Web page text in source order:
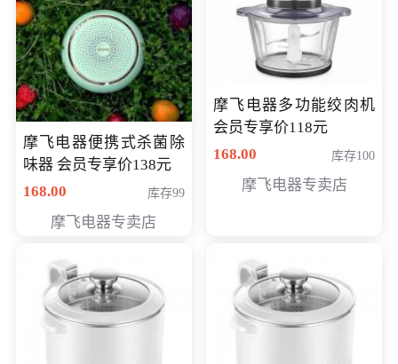
摩飞电器便携式杀菌除
味器 会员专享价138元
168.00
库存99
摩飞电器专卖店
摩飞电器多功能绞肉机
会员专享价118元
168.00
库存100
摩飞电器专卖店